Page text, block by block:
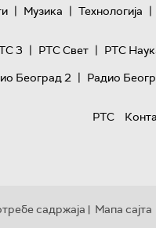
| Музика | Технологијa |
3 | РТС Свет | РТС
Београд 2 | Радио
РТС
садржаја | Мапа сајта